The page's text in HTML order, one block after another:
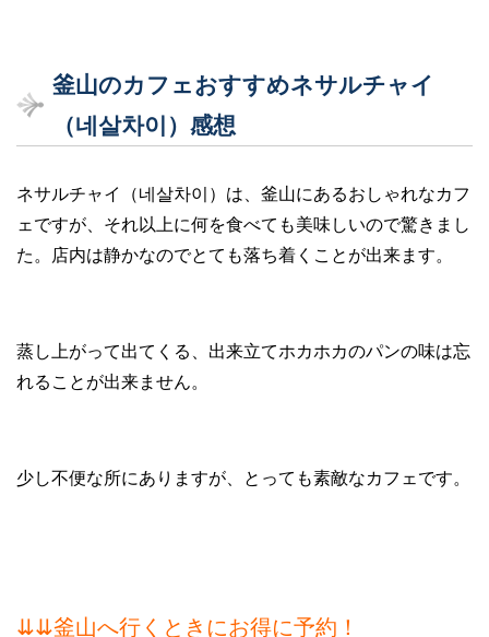
釜山のカフェおすすめネサルチャイ
（네살차이）感想
ネサルチャイ（네살차이）は、釜山にあるおしゃれなカフ
ェですが、それ以上に何を食べても美味しいので驚きまし
た。店内は静かなのでとても落ち着くことが出来ます。
蒸し上がって出てくる、出来立てホカホカのパンの味は忘
れることが出来ません。
少し不便な所にありますが、とっても素敵なカフェです。
⇊⇊釜山へ行くときにお得に予約！